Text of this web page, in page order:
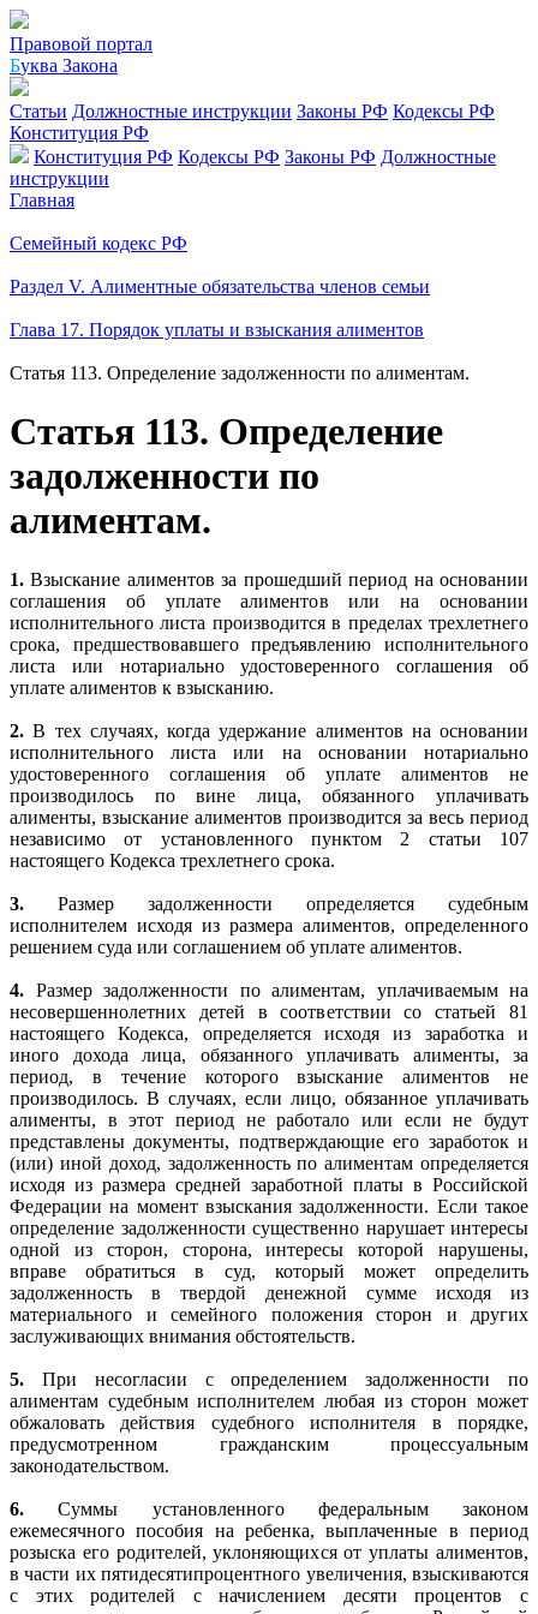
Правовой портал
Буква Закона
Статьи Должностные инструкции Законы РФ Кодексы РФ
Конституция РФ
Конституция РФ Кодексы РФ Законы РФ Должностные
инструкции
Главная
Семейный кодекс РФ
Раздел V. Алиментные обязательства членов семьи
Глава 17. Порядок уплаты и взыскания алиментов
Статья 113. Определение задолженности по алиментам.
Статья 113. Определение
задолженности по
алиментам.
1.Взыскание алиментов за прошедший период на основании
соглашения об уплате алиментов или на основании
исполнительного листа производится в пределах трехлетнего
срока, предшествовавшего предъявлению исполнительного
листа или нотариально удостоверенного соглашения об
уплате алиментов к взысканию.
2.В тех случаях, когда удержание алиментов на основании
исполнительного листа или на основании нотариально
удостоверенного соглашения об уплате алиментов не
производилось по вине лица, обязанного уплачивать
алименты, взыскание алиментов производится за весь период
независимо от установленного пунктом 2 статьи 107
настоящего Кодекса трехлетнего срока.
3. Размер задолженности определяется судебным
исполнителем исходя из размера алиментов, определенного
решением суда или соглашением об уплате алиментов.
4. Размер задолженности по алиментам, уплачиваемым на
несовершеннолетних детей в соответствии со статьей 81
настоящего Кодекса, определяется исходя из заработка и
иного дохода лица, обязанного уплачивать алименты, за
период, в течение которого взыскание алиментов не
производилось. В случаях, если лицо, обязанное уплачивать
алименты, в этот период не работало или если не будут
представлены документы, подтверждающие его заработок и
(или) иной доход, задолженность по алиментам определяется
исходя из размера средней заработной платы в Российской
Федерации на момент взыскания задолженности. Если такое
определение задолженности существенно нарушает интересы
одной из сторон, сторона, интересы которой нарушены,
вправе обратиться в суд, который может определить
задолженность в твердой денежной сумме исходя из
материального и семейного положения сторон и других
заслуживающих внимания обстоятельств.
5. При несогласии с определением задолженности по
алиментам судебным исполнителем любая из сторон может
обжаловать действия судебного исполнителя в порядке,
предусмотренном гражданским процессуальным
законодательством.
6.Суммы установленного федеральным законом
ежемесячного пособия на ребенка, выплаченные в период
розыска его родителей, уклоняющихся от уплаты алиментов,
в части их пятидесятипроцентного увеличения, взыскиваются
с этих родителей с начислением десяти процентов с